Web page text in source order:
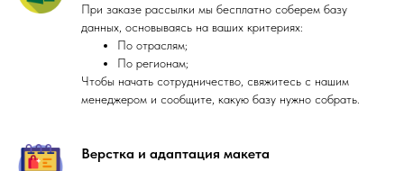
При заказе рассылки мы бесплатно соберем базу
данных, основываясь на ваших критериях:
По отраслям;
По регионам;
Чтобы начать сотрудничество, свяжитесь с нашим
менеджером и сообщите, какую базу нужно собрать.
Верстка и адаптация макета